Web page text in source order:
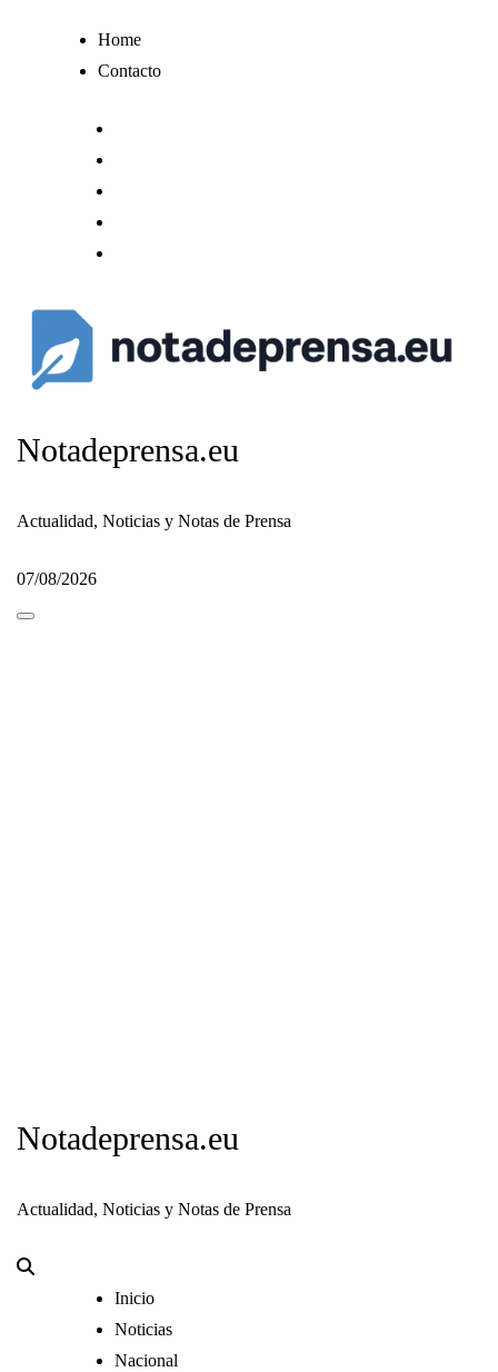
Home
Contacto
Notadeprensa.eu
Actualidad, Noticias y Notas de Prensa
07/08/2026
Notadeprensa.eu
Actualidad, Noticias y Notas de Prensa
Inicio
Noticias
Nacional